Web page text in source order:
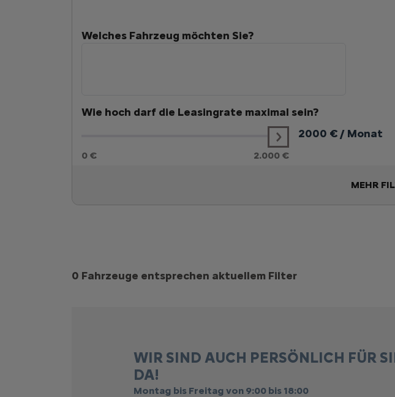
Welches Fahrzeug möchten Sie?
Wie hoch darf die Leasingrate maximal sein?
0 € 2.000 €
2000 € / Monat
MEHR
Suchergebnisse
0 Fahrzeuge entsprechen aktuellem Filter
WIR SIND AUCH PERSÖNLICH FÜR
DA!
Montag bis Freitag von 9:00 bis 18:00